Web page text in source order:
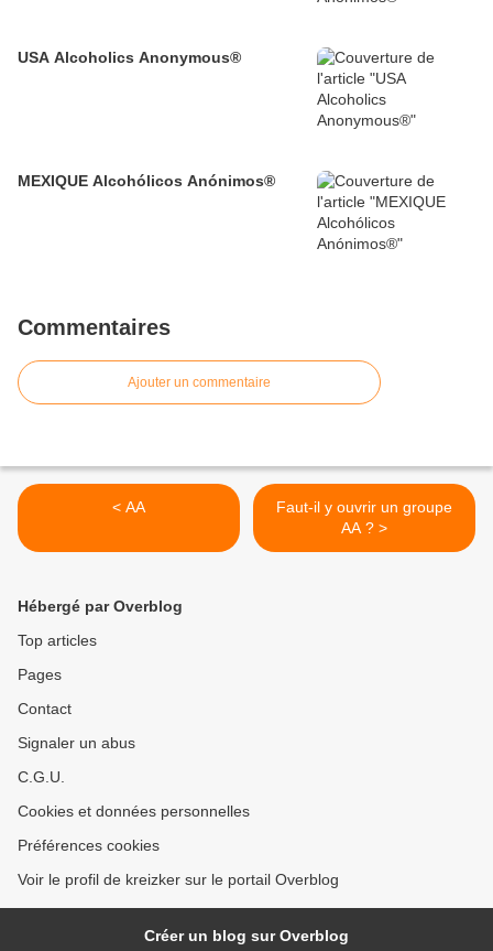
USA Alcoholics Anonymous®
MEXIQUE Alcohólicos Anónimos®
Commentaires
Ajouter un commentaire
< AA
Faut-il y ouvrir un groupe
AA ? >
Hébergé par Overblog
Top articles
Pages
Contact
Signaler un abus
C.G.U.
Cookies et données personnelles
Préférences cookies
Voir le profil de kreizker sur le portail Overblog
Créer un blog sur Overblog